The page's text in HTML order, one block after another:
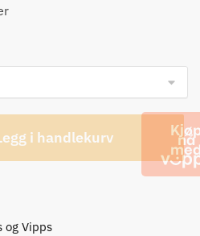
i handlekurv
og Vipps